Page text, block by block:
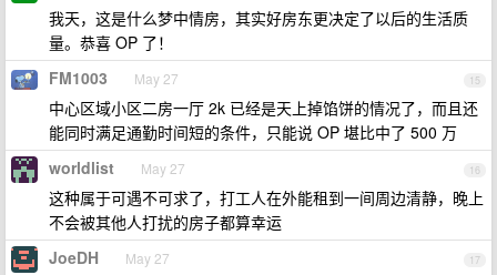
我天，这是什么梦中情房，其实好房东更决定了以后的生活质
量。恭喜 OP 了！
15
FM1003 May 27
中心区域小区二房一厅 2k 已经是天上掉馅饼的情况了，而且还
能同时满足通勤时间短的条件，只能说 OP 堪比中了 500 万
16
worldlist May 27
这种属于可遇不可求了，打工人在外能租到一间周边清静，晚上
不会被其他人打扰的房子都算幸运
17
JoeDH May 27